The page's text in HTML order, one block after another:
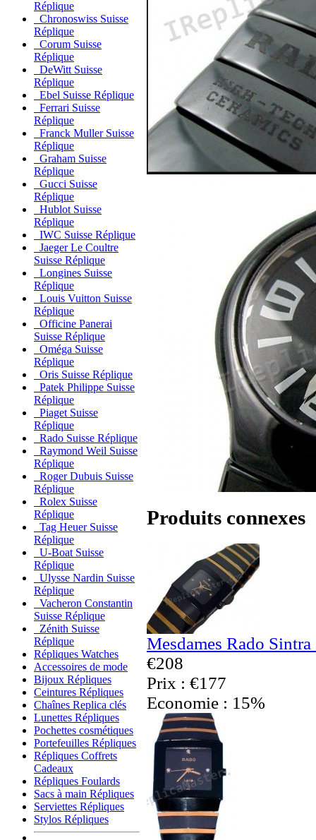
Réplique
Chronoswiss Suisse
Réplique
Corum Suisse
Réplique
DeWitt Suisse
Réplique
Ebel Suisse Réplique
Ferrari Suisse
Réplique
Franck Muller Suisse
Réplique
Graham Suisse
Réplique
Gucci Suisse
Réplique
Hublot Suisse
Réplique
IWC Suisse Réplique
Jaeger Le Coultre
Suisse Réplique
Longines Suisse
Réplique
Louis Vuitton Suisse
Réplique
Officine Panerai
Suisse Réplique
Oméga Suisse
Réplique
Oris Suisse Réplique
Patek Philippe Suisse
Réplique
Piaget Suisse
Réplique
Rado Suisse Réplique
Raymond Weil Suisse
Réplique
Roger Dubuis Suisse
Réplique
Rolex Suisse
Réplique
Tag Heuer Suisse
Réplique
U-Boat Suisse
Réplique
Ulysse Nardin Suisse
Réplique
Vacheron Constantin
Suisse Réplique
Zénith Suisse
Réplique
Répliques Watches
Accessoires de mode
Bijoux Répliques
Ceintures Répliques
Chaînes Replica clés
Lunettes Répliques
Pochettes cosmétiques
Portefeuilles Répliques
Répliques Coffrets
Cadeaux
Répliques Foulards
Sacs à main Répliques
Serviettes Répliques
Stylos Répliques
Produits connexes
Mesdames Rado
€208
Prix : €177
Economie : 15%